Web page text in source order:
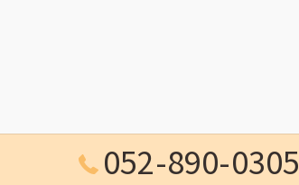
052-890-0305